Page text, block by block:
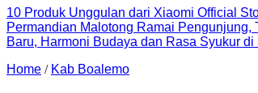
10 Produk Unggulan dari Xiaomi Official
Permandian Malotong Ramai Pengunjung,
Baru, Harmoni Budaya dan Rasa Syukur di
Home / Kab Boalemo